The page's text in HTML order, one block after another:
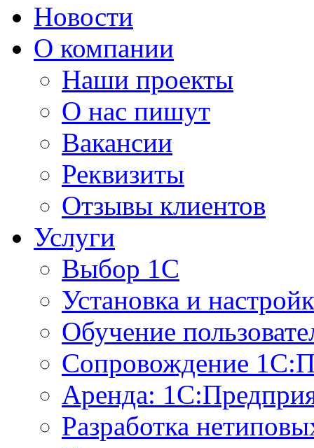
Новости
О компании
Наши проекты
О нас пишут
Вакансии
Реквизиты
Отзывы клиентов
Услуги
Выбор 1С
Установка и
Обучение
Сопровождение
Аренда:
Разработка